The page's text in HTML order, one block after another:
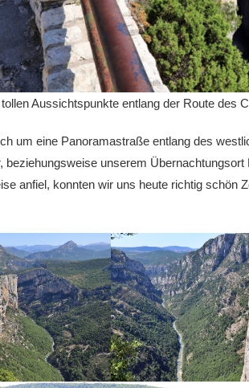
Aussichtspunkte entlang der Route des
um eine Panoramastraße entlang des
beziehungsweise unserem
anfiel, konnten wir uns heute richtig schön